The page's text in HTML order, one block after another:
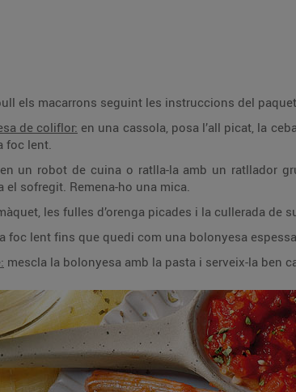
bull els macarrons
de coliflor: en una cassola, posa l’all picat, la ceba picada, l’api picat, la pastanaga picada, un pessic de sal i pebre i l’oli d’oliva, i
foc lent.
o ratlla-la amb un ratllador gruixut (has d’aconseguir una textura similar a la carn picada) i afegeix-la a la
el sofregit. Remena-ho una mica.
Afegeix-hi el
foc lent fins que quedi com una bolonyesa
mescla la bolonyesa amb